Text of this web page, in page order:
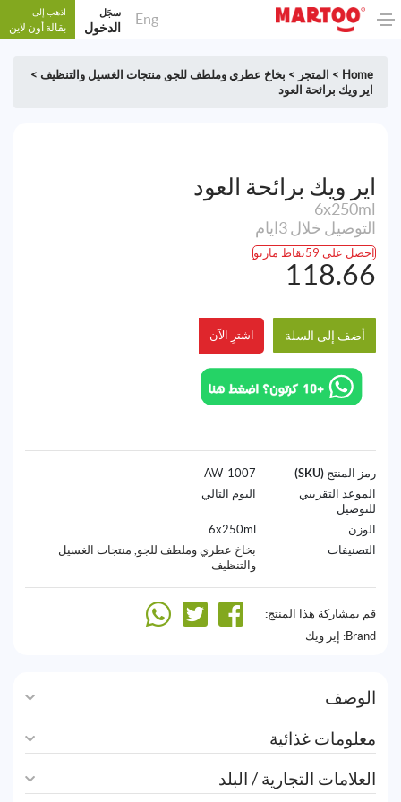
Eng سجَل
الدخول
اذهب إلى
بقالة أون لاين
Home
> المتجر > بخاخ عطري وملطف للجو, منتجات الغسيل والتنظيف >
اير ويك برائحة العود
اير ويك برائحة العود
6x250ml
التوصيل خلال 3ايام
احصل على 59نقاط مارتو
118.66
أضف إلى السلة اشترِ الآن
رمز المنتج (SKU)
1007-AW
الموعد التقريبي
للتوصيل
اليوم التالي
الوزن
6x250ml
التصنيفات
بخاخ عطري وملطف للجو, منتجات الغسيل
والتنظيف
قم بمشاركة هذا المنتج:
Brand:
إير ويك
الوصف
معلومات غذائية
العلامات التجارية / البلد